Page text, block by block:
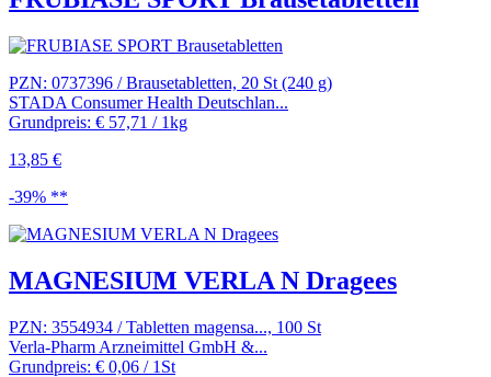
PZN: 0737396 / Brausetabletten, 20 St (240 g)
STADA Consumer Health Deutschlan...
Grundpreis: € 57,71 / 1kg
13,85 €
-39% **
MAGNESIUM VERLA N Dragees
PZN: 3554934 / Tabletten magensa..., 100 St
Verla-Pharm Arzneimittel GmbH &...
Grundpreis: € 0,06 / 1St